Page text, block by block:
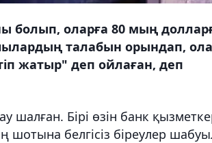
болып, оларға 80 мың
талабын орындап,
жатыр" деп ойлаған, деп
шалған. Бірі өзін банк
шотына белгісіз біреулер